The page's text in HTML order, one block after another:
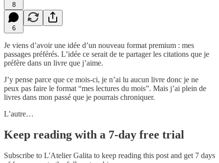
8
6
Je viens d’avoir une idée d’un nouveau format premium : mes
passages préférés. L’idée ce serait de te partager les citations que je
préfère dans un livre que j’aime.
J’y pense parce que ce mois-ci, je n’ai lu aucun livre donc je ne
peux pas faire le format “mes lectures du mois”. Mais j’ai plein de
livres dans mon passé que je pourrais chroniquer.
L’autre…
Keep reading with a 7-day free trial
Subscribe to L'Atelier Galita to keep reading this post and get 7 days